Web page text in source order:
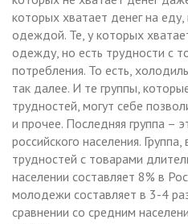
которых хватает денег на
одеждой. Те, у которых
одежду, но есть трудности с
потребления. То есть,
так далее. И те группы,
трудностей, могут себе
и прочее. Последняя группа –
российского населения.
трудностей с товарами
населении составляет 8% в
молодежи составляет в 3-4
сравнении со средним